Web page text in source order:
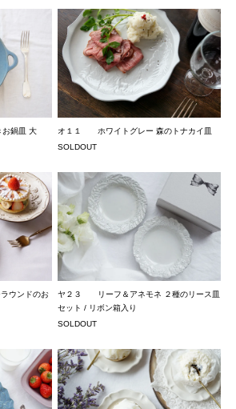
鍋皿 大
オ１１ ホワイトグレー 森のトナカイ皿
SOLDOUT
ウンドのお
ヤ２３ リーフ＆アネモネ ２種のリース皿
セット / リボン箱入り
SOLDOUT